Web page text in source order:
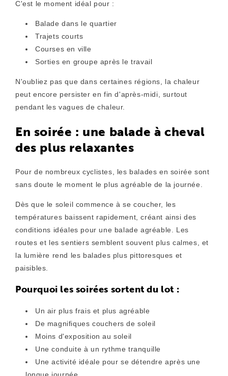
C'est le moment idéal pour :
Balade dans le quartier
Trajets courts
Courses en ville
Sorties en groupe après le travail
N'oubliez pas que dans certaines régions, la chaleur
peut encore persister en fin d'après-midi, surtout
pendant les vagues de chaleur.
En soirée : une balade à cheval
des plus relaxantes
Pour de nombreux cyclistes, les balades en soirée sont
sans doute le moment le plus agréable de la journée.
Dès que le soleil commence à se coucher, les
températures baissent rapidement, créant ainsi des
conditions idéales pour une balade agréable. Les
routes et les sentiers semblent souvent plus calmes, et
la lumière rend les balades plus pittoresques et
paisibles.
Pourquoi les soirées sortent du lot :
Un air plus frais et plus agréable
De magnifiques couchers de soleil
Moins d'exposition au soleil
Une conduite à un rythme tranquille
Une activité idéale pour se détendre après une
longue journée